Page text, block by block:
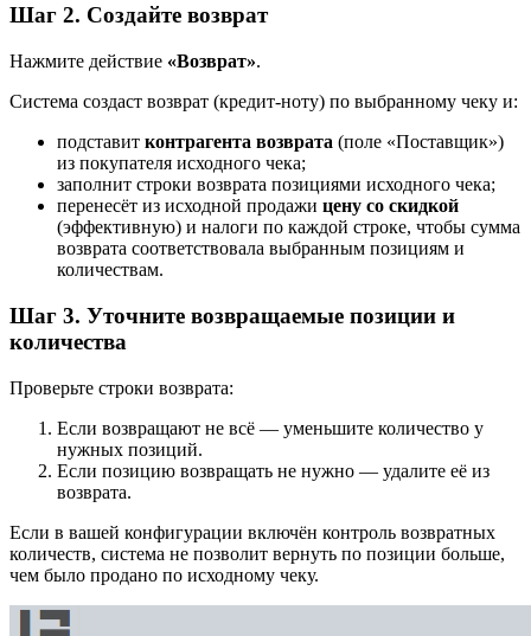
Шаг 2. Создайте возврат
Нажмите действие «Возврат».
Система создаст возврат (кредит-ноту) по выбранному чеку и:
подставит контрагента возврата (поле «Поставщик»)
из покупателя исходного чека;
заполнит строки возврата позициями исходного чека;
перенесёт из исходной продажи цену со скидкой
(эффективную) и налоги по каждой строке, чтобы сумма
возврата соответствовала выбранным позициям и
количествам.
Шаг 3. Уточните возвращаемые позиции и
количества
Проверьте строки возврата:
Если возвращают не всё — уменьшите количество у
нужных позиций.
Если позицию возвращать не нужно — удалите её из
возврата.
Если в вашей конфигурации включён контроль возвратных
количеств, система не позволит вернуть по позиции больше,
чем было продано по исходному чеку.